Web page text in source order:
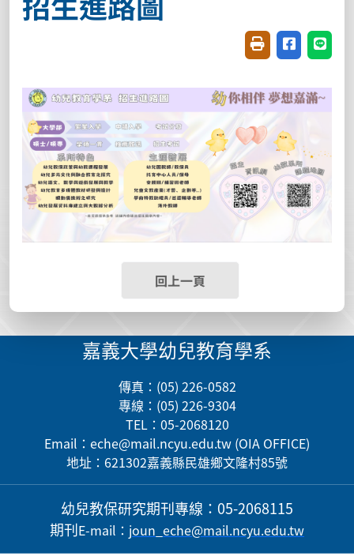
友善列印(開新視
分享至臉書
分享
回上一頁
嘉義大學幼兒教育學系
傳真：(05) 226-0582
專線：(05) 226-9304
TEL：05-2068120
Email： eche@mail.ncyu.edu.tw (OIA OFFICE)
地址：621302嘉義縣民雄鄉文隆村85號
幼兒教保研究期刊專線：05-2068115
期刊E-mail ： joun_eche@mail.ncyu.edu.tw